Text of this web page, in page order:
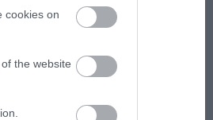
cookies on
the website